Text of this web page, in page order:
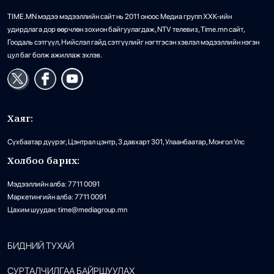
TIME.MN мэдээ мэдээллийн сайт нь 2011 оноос Медиа групп ХХК-ийн
удирдлага дор өөрчлөн зохион байгуулагдаж, NTV телевиз, Time.mn сайт,
Гоодаль сэтгүүл, Нийслэл гайд сэтгүүлийг нэгтгэсэн хэвлэл мэдээллийн нэгэн
цул баг болж ажиллаж эхлэв.
Хаяг:
Сүхбаатар дүүрэг, Цэнтрал цэнтр, 3 давхарт 301, Улаанбаатар, Монгол Улс
Холбоо барих:
Мэдээллийн алба: 7711 0091
Маркетингийн алба: 7711 0091
Цахим шуудан: time@mediagroup.mn
БИДНИЙ ТУХАЙ
СУРТАЛЧИЛГАА БАЙРШУУЛАХ